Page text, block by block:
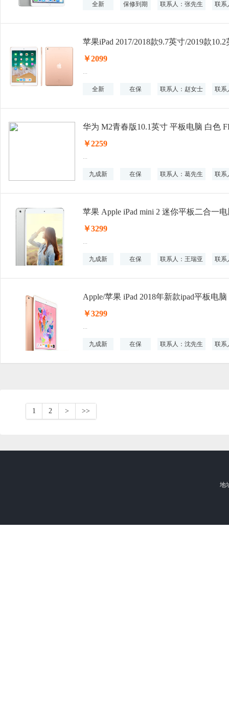
全新 保修到期 联系人：张先生 联系
苹果iPad 2017/2018款9.7英寸/2019款
￥2099
...
全新 在保 联系人：赵女士 联系
华为 M2青春版10.1英寸 平板电脑 白色
￥2259
...
九成新 在保 联系人：葛先生 联系
苹果 Apple iPad mini 2 迷你平板二合一
￥3299
...
九成新 在保 联系人：王瑞亚 联系
Apple/苹果 iPad 2018年新款ipad平板电
￥3299
...
九成新 在保 联系人：沈先生 联系
1 2 > >>
地